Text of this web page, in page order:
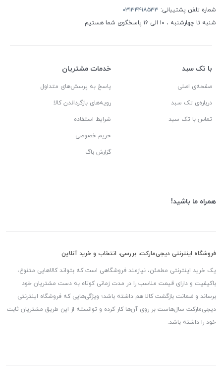
شماره تلفن پشتیبانی: ۰۳۱۳۴۴۱۸۵۳۳
شنبه تا چهارشنبه ، ۱۰ الی ۱۶ پاسخگوی شما هستیم
با تک سبد
صفحه‌ی اصلی
درباره‌ی تک سبد
تماس با تک سبد
خدمات مشتریان
پاسخ به پرسش‌های متداول
رویه‌های بازگرداندن کالا
شرایط استفاده
حریم خصوصی
گزارش باگ
همراه ما باشید!
فروشگاه اینترنتی دیجی‌مارکت، بررسی، انتخاب و خرید آنلاین
یک خرید اینترنتی مطمئن، نیازمند فروشگاهی است که بتواند کالاهایی متنوع،
باکیفیت و دارای قیمت مناسب را در مدت زمانی کوتاه به دست مشتریان خود
برساند و ضمانت بازگشت کالا هم داشته باشد؛ ویژگی‌هایی که فروشگاه اینترنتی
دیجی‌مارکت سال‌هاست بر روی آن‌ها کار کرده و توانسته از این طریق مشتریان ثابت
خود را داشته باشد.